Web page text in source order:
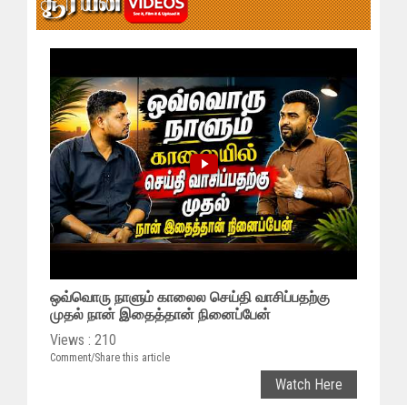
ஒவ்வொரு நாளும் காலைல செய்தி வாசிப்பதற்கு
முதல் நான் இதைத்தான் நினைப்பேன்
Views : 210
Comment/Share this article
Watch Here